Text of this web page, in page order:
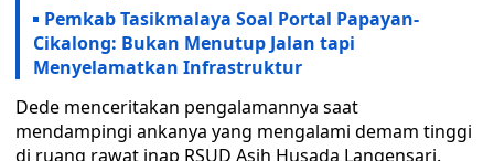
Pemkab Tasikmalaya Soal Portal Papayan-
Cikalong: Bukan Menutup Jalan tapi
Menyelamatkan Infrastruktur
Dede menceritakan pengalamannya saat
mendampingi ankanya yang mengalami demam tinggi
di ruang rawat inap RSUD Asih Husada Langensari.